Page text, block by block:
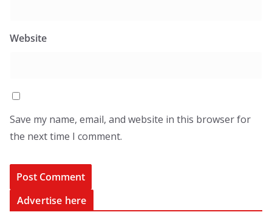
Website
Save my name, email, and website in this browser for
the next time I comment.
Advertise here